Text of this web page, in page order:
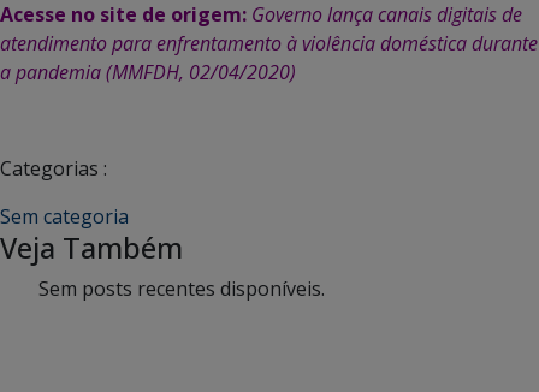
Acesse no site de origem: Governo lança canais digitais de
atendimento para enfrentamento à violência doméstica durante
a pandemia (MMFDH, 02/04/2020)
Categorias :
Sem categoria
Veja Também
Sem posts recentes disponíveis.